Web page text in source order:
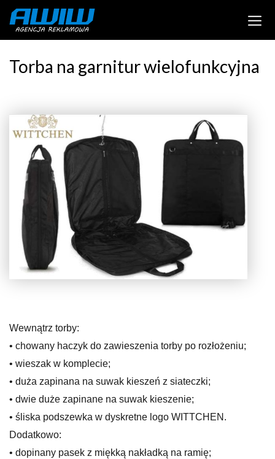
Torba na garnitur wielofunkcyjna
Wewnątrz torby:
• chowany haczyk do zawieszenia torby po rozłożeniu;
• wieszak w komplecie;
• duża zapinana na suwak kieszeń z siateczki;
• dwie duże zapinane na suwak kieszenie;
• śliska podszewka w dyskretne logo WITTCHEN.
Dodatkowo:
• dopinany pasek z miękką nakładką na ramię;